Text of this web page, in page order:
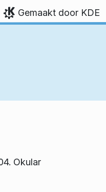
Gemaakt door KDE
Okular